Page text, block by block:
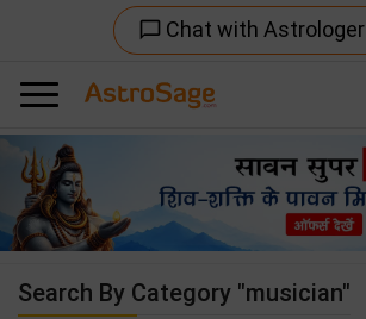
chat_bubble_outline Chat with Astrologer
Previous
Search By Category "musician"